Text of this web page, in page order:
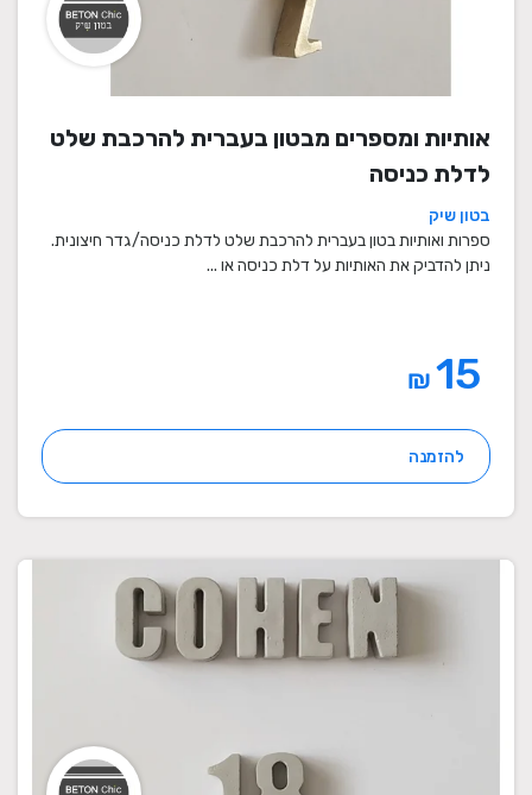
אותיות ומספרים מבטון בעברית להרכבת שלט
לדלת כניסה
בטון שיק
ספרות ואותיות בטון בעברית להרכבת שלט לדלת כניסה/גדר חיצונית.
ניתן להדביק את האותיות על דלת כניסה או ...
₪
להזמנה